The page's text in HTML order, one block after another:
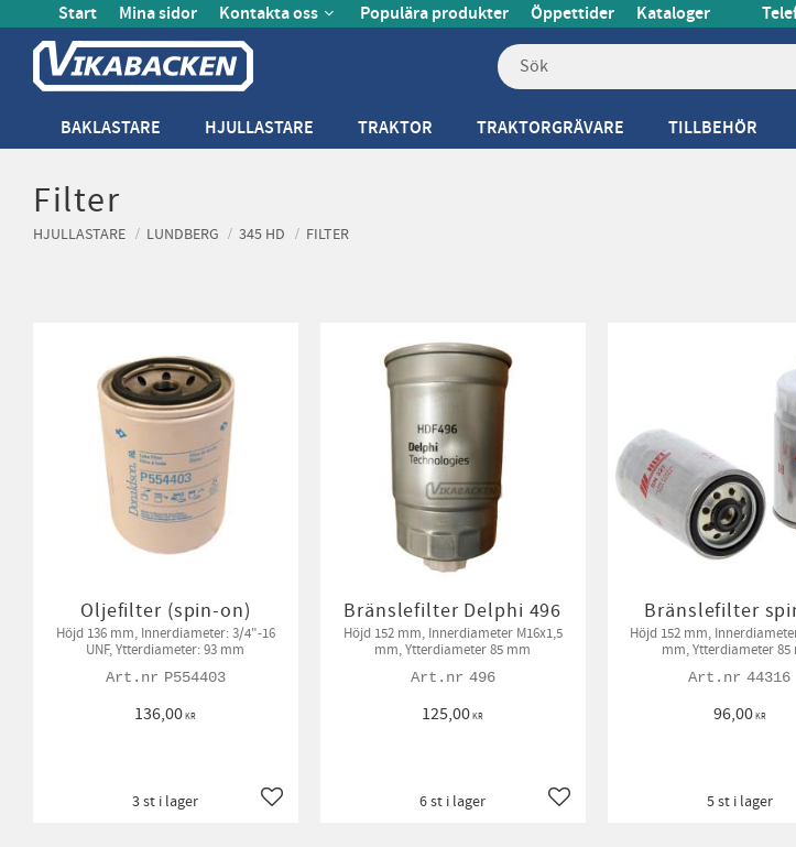
Start Mina sidor Kontakta oss Populära produkter Öppettider Kataloger
BAKLASTARE HJULLASTARE TRAKTOR TRAKTORGRÄVARE TILLBEHÖR
Filter
HJULLASTARE LUNDBERG 345 HD FILTER
Oljefilter (spin-on)
Höjd 136 mm, Innerdiameter: 3/4"-16
UNF, Ytterdiameter: 93 mm
P554403
136,00KR
Lägg till i favoriter
3 st i lager
Bränslefilter Delphi 496
Höjd 152 mm, Innerdiameter M16x1,5
mm, Ytterdiameter 85 mm
496
125,00KR
Lägg till i favoriter
6 st i lager
Bränslefilter
Höjd 152 mm, Innerdiameter M16x1,5
mm, Ytterdiameter 85
44316
96,00KR
5 st i lager